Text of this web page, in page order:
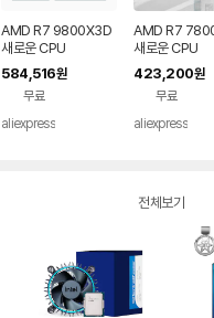
AMD R7 9800X3D
새로운 CPU
584,516원
무료
aliexpress
AMD R7
새로운 CPU
423,200원
무료
aliexpress
전체보기